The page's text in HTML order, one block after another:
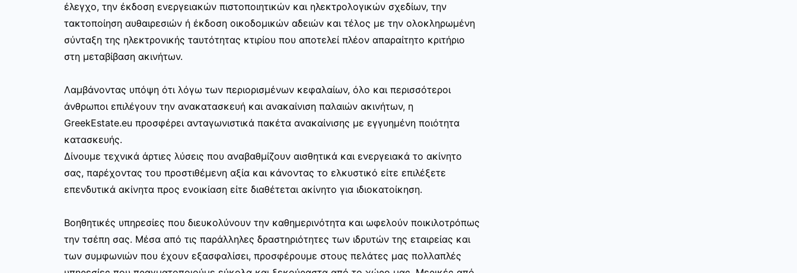
έλεγχο, την έκδοση ενεργειακών πιστοποιητικών και ηλεκτρολογικών σχεδίων, την
τακτοποίηση αυθαιρεσιών ή έκδοση οικοδομικών αδειών και τέλος με την ολοκληρωμένη
σύνταξη της ηλεκτρονικής ταυτότητας κτιρίου που αποτελεί πλέον απαραίτητο κριτήριο
στη μεταβίβαση ακινήτων.
Λαμβάνοντας υπόψη ότι λόγω των περιορισμένων κεφαλαίων, όλο και περισσότεροι
άνθρωποι επιλέγουν την ανακατασκευή και ανακαίνιση παλαιών ακινήτων, η
GreekEstate.eu προσφέρει ανταγωνιστικά πακέτα ανακαίνισης με εγγυημένη ποιότητα
κατασκευής.
Δίνουμε τεχνικά άρτιες λύσεις που αναβαθμίζουν αισθητικά και ενεργειακά το ακίνητο
σας, παρέχοντας του προστιθέμενη αξία και κάνοντας το ελκυστικό είτε επιλέξετε
επενδυτικά ακίνητα προς ενοικίαση είτε διαθέτεται ακίνητο για ιδιοκατοίκηση.
Βοηθητικές υπηρεσίες που διευκολύνουν την καθημερινότητα και ωφελούν ποικιλοτρόπως
την τσέπη σας. Μέσα από τις παράλληλες δραστηριότητες των ιδρυτών της εταιρείας και
των συμφωνιών που έχουν εξασφαλίσει, προσφέρουμε στους πελάτες μας πολλαπλές